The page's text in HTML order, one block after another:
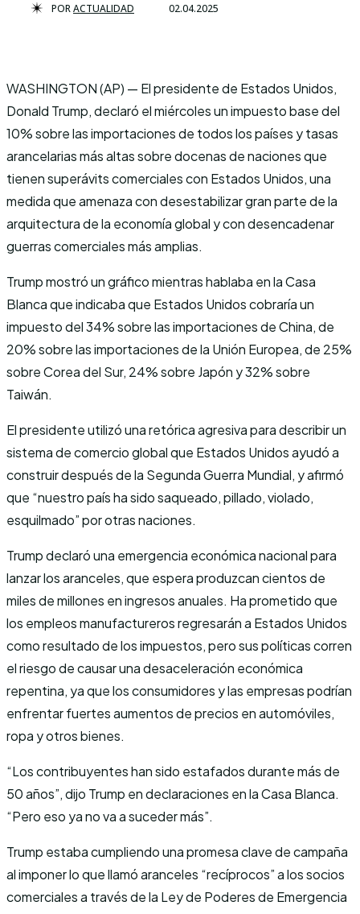
PORACTUALIDAD 02.04.2025
WASHINGTON (AP) — El presidente de Estados Unidos,
Donald Trump, declaró el miércoles un impuesto base del
10% sobre las importaciones de todos los países y tasas
arancelarias más altas sobre docenas de naciones que
tienen superávits comerciales con Estados Unidos, una
medida que amenaza con desestabilizar gran parte de la
arquitectura de la economía global y con desencadenar
guerras comerciales más amplias.
Trump mostró un gráfico mientras hablaba en la Casa
Blanca que indicaba que Estados Unidos cobraría un
impuesto del 34% sobre las importaciones de China, de
20% sobre las importaciones de la Unión Europea, de 25%
sobre Corea del Sur, 24% sobre Japón y 32% sobre
Taiwán.
El presidente utilizó una retórica agresiva para describir un
sistema de comercio global que Estados Unidos ayudó a
construir después de la Segunda Guerra Mundial, y afirmó
que “nuestro país ha sido saqueado, pillado, violado,
esquilmado” por otras naciones.
Trump declaró una emergencia económica nacional para
lanzar los aranceles, que espera produzcan cientos de
miles de millones en ingresos anuales. Ha prometido que
los empleos manufactureros regresarán a Estados Unidos
como resultado de los impuestos, pero sus políticas corren
el riesgo de causar una desaceleración económica
repentina, ya que los consumidores y las empresas podrían
enfrentar fuertes aumentos de precios en automóviles,
ropa y otros bienes.
“Los contribuyentes han sido estafados durante más de
50 años”, dijo Trump en declaraciones en la Casa Blanca.
“Pero eso ya no va a suceder más”.
Trump estaba cumpliendo una promesa clave de campaña
al imponer lo que llamó aranceles “recíprocos” a los socios
comerciales a través de la Ley de Poderes de Emergencia